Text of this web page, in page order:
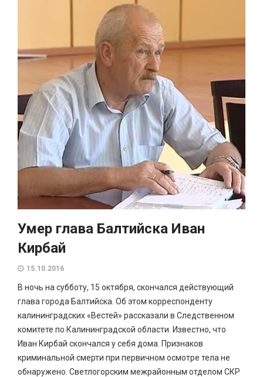
Умер глава Балтийска Иван
Кирбай
15.10.2016
В ночь на субботу, 15 октября, скончался действующий
глава города Балтийска. Об этом корреспонденту
калининградских «Вестей» рассказали в Следственном
комитете по Калининградской области. Известно, что
Иван Кирбай скончался у себя дома. Признаков
криминальной смерти при первичном осмотре тела не
обнаружено. Светлогорским межрайонным отделом СКР